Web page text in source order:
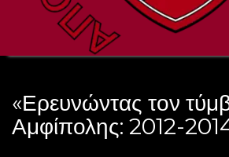
«Ερευνώντας τον
Αμφίπολης: 2012-